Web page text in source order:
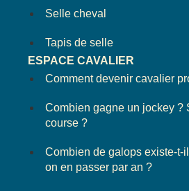
Selle cheval
Tapis de selle
ESPACE CAVALIER
Comment devenir cavalier
Combien gagne un jockey ?
course ?
Combien de galops existe-t-
on en passer par an ?